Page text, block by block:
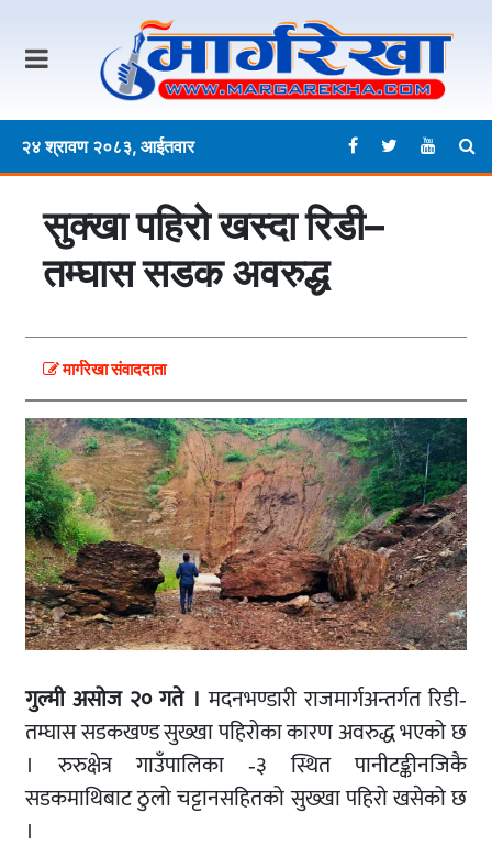
२४ श्रावण २०८३, आईतवार
सुक्खा पहिरो खस्दा रिडी–
तम्घास सडक अवरुद्ध
मार्गरेखा संवाददाता
गुल्मी असोज २० गते । मदनभण्डारी राजमार्गअन्तर्गत रिडी‐
तम्घास सडकखण्ड सुख्खा पहिरोका कारण अवरुद्ध भएको छ
। रुरुक्षेत्र गाउँपालिका ‐३ स्थित पानीटङ्कीनजिकै
सडकमाथिबाट ठुलो चट्टानसहितको सुख्खा पहिरो खसेको छ
।